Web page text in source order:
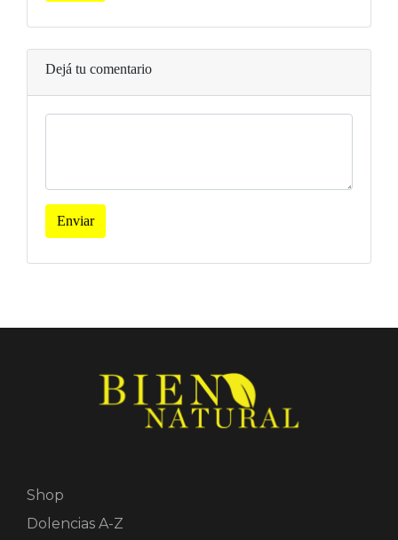
Dejá tu comentario
Enviar
Shop
Dolencias A-Z